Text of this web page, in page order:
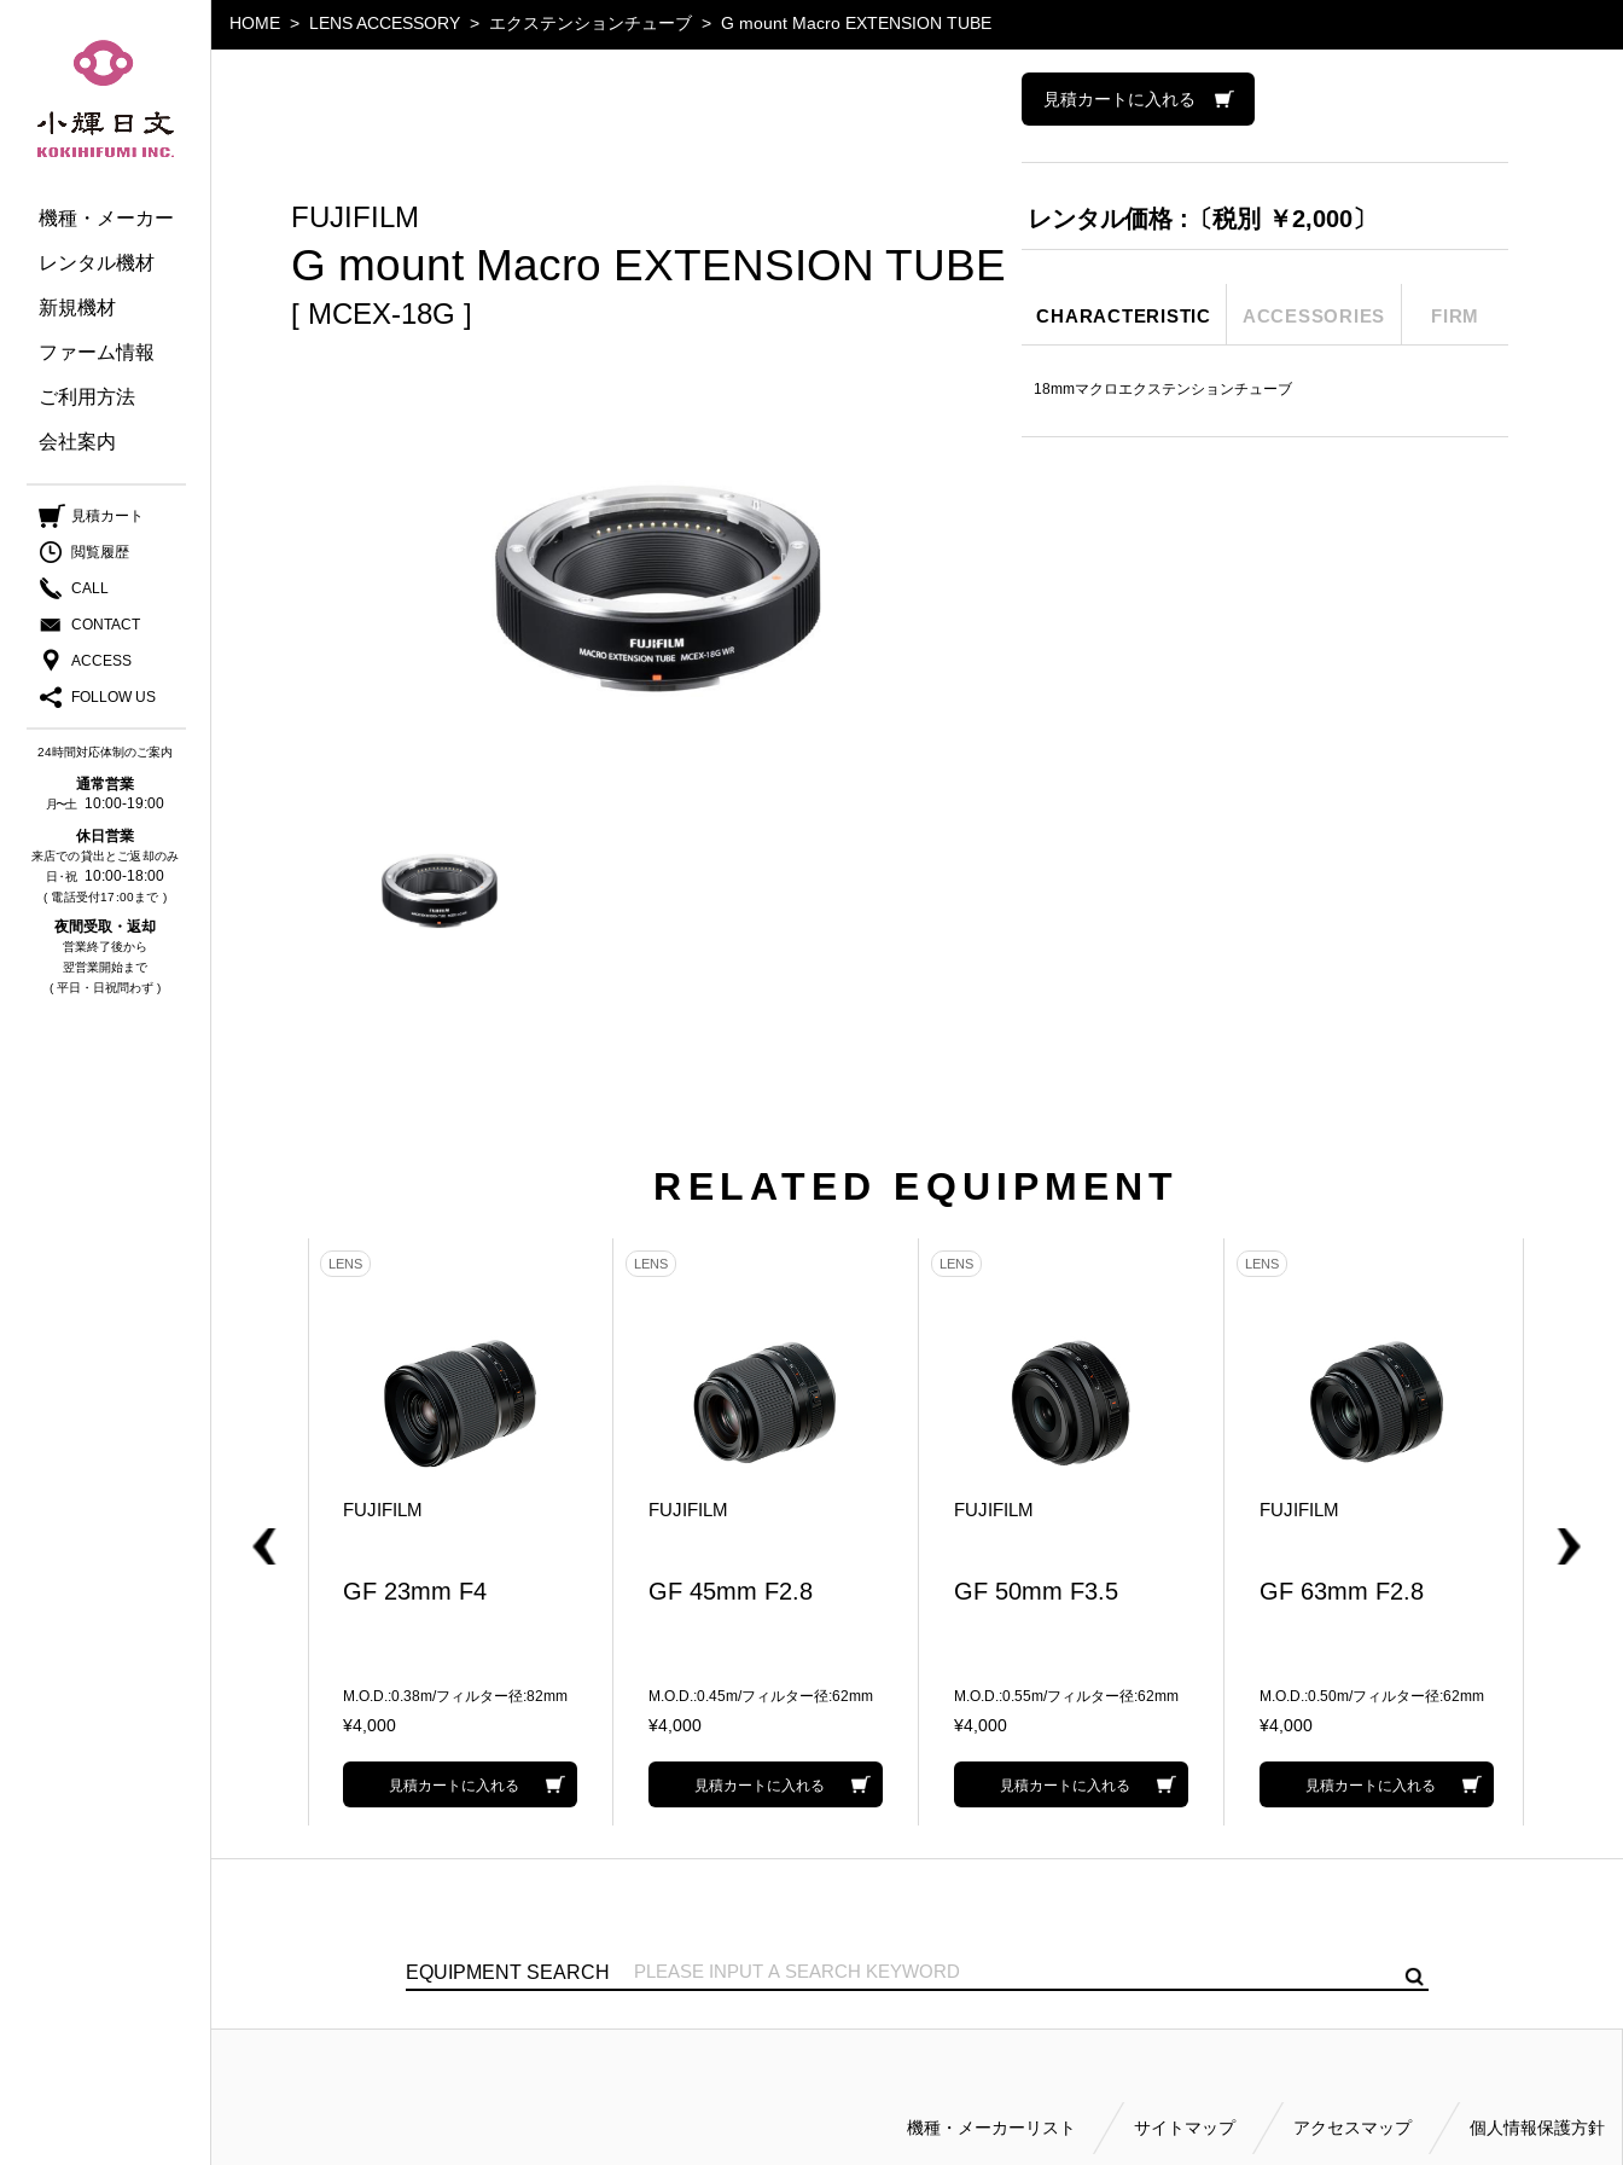
小輝日文
機種・メーカー
レンタル機材
新規機材
ファーム情報
ご利用方法
会社案内
24時間対応体制のご案内
通常営業
月〜土
10:00-19:00
休⽇営業
来店での貸出とご返却のみ
⽇・祝
10:00-18:00
( 電話受付17:00まで )
夜間受取・返却
営業終了後から
翌営業開始まで
( 平日・日祝問わず )
見積カート
閲覧履歴
CALL
CONTACT
ACCESS
FOLLOW US
HOME LENS ACCESSORY エクステンションチューブ G mount Macro EXTENSION TUBE
FUJIFILM
G mount Macro EXTENSION TUBE
[ MCEX-18G ]
見積カートに入れる
レンタル価格 :〔税別 ￥2,000〕
CHARACTERISTIC ACCESSORIES FIRM
18mmマクロエクステンションチューブ
RELATED EQUIPMENT
LENS
FUJIFILM
GF 23mm F4
M.O.D.:0.38m/フィルター径:82mm
¥4,000
見積カートに入れる
LENS
FUJIFILM
GF 45mm F2.8
M.O.D.:0.45m/フィルター径:62mm
¥4,000
見積カートに入れる
LENS
FUJIFILM
GF 50mm F3.5
M.O.D.:0.55m/フィルター径:62mm
¥4,000
見積カートに入れる
LENS
FUJIFILM
GF 63mm F2.8
M.O.D.:0.50m/フィルター径:62mm
¥4,000
見積カートに入れる
EQUIPMENT SEARCH
機種・メーカーリスト サイトマップ アクセスマップ 個人情報保護方針